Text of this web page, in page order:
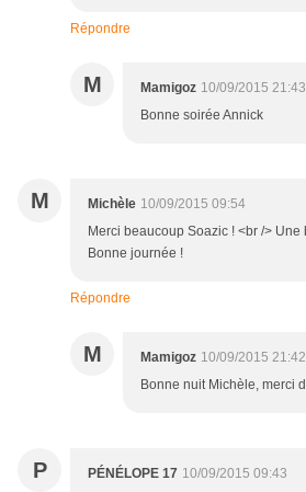
Répondre
M Mamigoz 10/09/2015 21:43
Bonne soirée Annick
M Michèle 10/09/2015 09:54
Merci beaucoup Soazic ! <br />
Bonne journée !
Répondre
M Mamigoz 10/09/2015 21:42
Bonne nuit Michèle, merci
P PÉNÉLOPE 17 10/09/2015 09:43